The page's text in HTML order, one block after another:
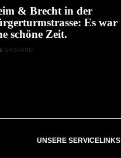
& Brecht in der
Es war
schöne Zeit.
GASPARD
UNSERE SERVICELINKS